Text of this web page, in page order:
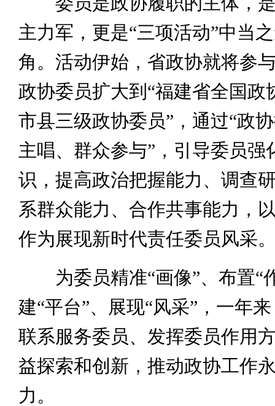
主力军，更是“三项活动”中当
角。活动伊始，省政协就将参
政协委员扩大到“福建省全国政
市县三级政协委员”，通过“政
主唱、群众参与”，引导委员强
识，提高政治把握能力、调查
系群众能力、合作共事能力，
作为展现新时代责任委员风采
为委员精准“画像”、布置“
建“平台”、展现“风采”，一年
联系服务委员、发挥委员作用
益探索和创新，推动政协工作
力。